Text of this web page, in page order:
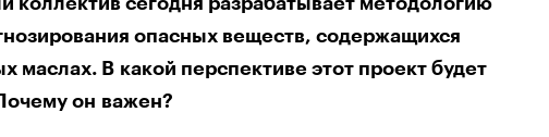
опасных веществ, содержащихся
маслах. В какой перспективе этот проект будет
он важен?